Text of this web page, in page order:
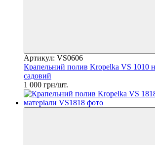
Артикул: VS0606
Крапельний полив Krоpelka VS 1010
садовий
1 000 грн/шт.